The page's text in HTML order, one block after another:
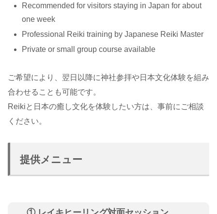
Recommended for visitors staying in Japan for about
one week
Professional Reiki training by Japanese Reiki Master
Private or small group course available
ご希望により、翌日以降に神社参拝や日本文化体験を組み
合わせることも可能です。
Reikiと日本の癒し文化を体験したい方は、事前にご相談
ください。
提供メニュー